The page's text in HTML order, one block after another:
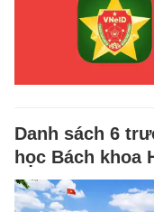
Danh sách 6
học Bách khoa